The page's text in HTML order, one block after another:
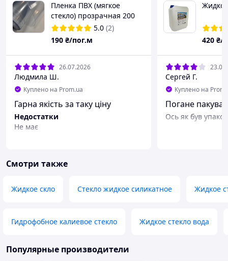
Пленка ПВХ (мягкое
стекло) прозрачная 200
мкн (0,2 мм) ширина
рулона 1,5 м
5.0 (2)
190 ₴/пог.м
26.07.2026
Людмила Ш.
Куплено на Prom.ua
Гарна якість за таку ціну
Недостатки
Не має
420 ₴/
Сергей Г.
Куплено на
Погане
Ось як був
Смотри также
Жидкое скло Стекло жидкое силикатное Жидкое
Гидрофобное калиевое стекло Жидкое стекло вода
Популярные производители